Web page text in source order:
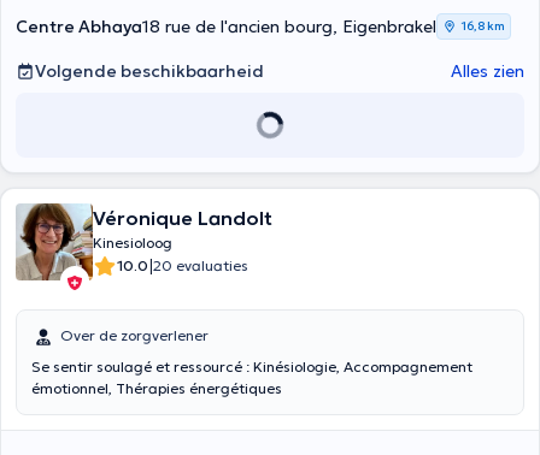
Centre Abhaya18 rue de l'ancien bourg, Eigenbrakel 16,8 km
Volgende beschikbaarheid Alles zien
Véronique Landolt
Kinesioloog
10.0|20 evaluaties
Over de zorgverlener
Se sentir soulagé et ressourcé : Kinésiologie, Accompagnement
émotionnel, Thérapies énergétiques